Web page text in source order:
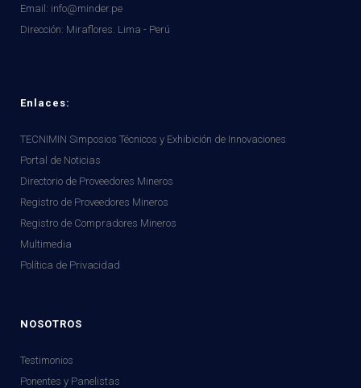
Email: info@minder.pe
Dirección: Miraflores. Lima - Perú
Enlaces:
TECNIMIN Simposios Técnicos y Exhibición de Innovaciones
Portal de Noticias
Directorio de Proveedores Mineros
Registro de Proveedores Mineros
Registro de Compradores Mineros
Multimedia
Política de Privacidad
NOSOTROS
Testimonios
Ponentes y Panelistas